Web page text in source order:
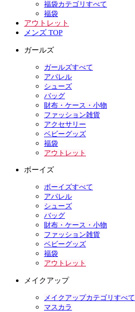
福袋カテゴリすべて
福袋
アウトレット
メンズ TOP
ガールズ
ガールズすべて
アパレル
シューズ
バッグ
財布・ケース・小物
ファッション雑貨
アクセサリー
ベビーグッズ
福袋
アウトレット
ボーイズ
ボーイズすべて
アパレル
シューズ
バッグ
財布・ケース・小物
ファッション雑貨
ベビーグッズ
福袋
アウトレット
メイクアップ
メイクアップカテゴリすべて
マスカラ